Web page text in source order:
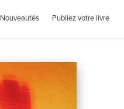
Nouveautés Publiez votre livre